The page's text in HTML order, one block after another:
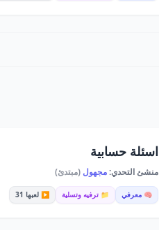
اسئلة حسابية
منشئ التحدي:مجهول(مبتدئ)
🧠 معرفي 📁 ترفيه وتسلية ▶️ لعبها 31